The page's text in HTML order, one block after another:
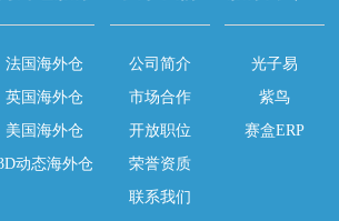
法国海外仓
英国海外仓
美国海外仓
动态海外仓
公司简介
市场合作
开放职位
荣誉资质
联系我们
光子易
紫鸟
赛盒ERP